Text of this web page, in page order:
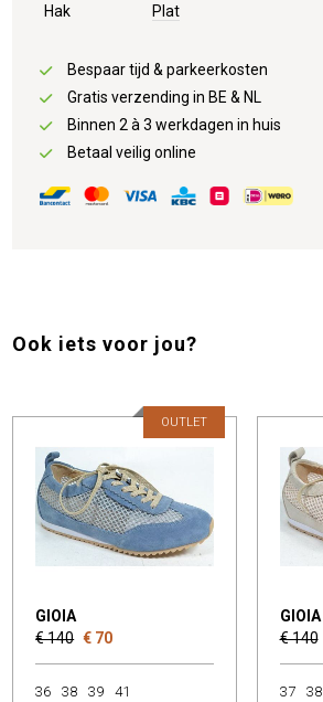
Hak
Plat
Bespaar tijd & parkeerkosten
Gratis verzending in BE & NL
Binnen 2 à 3 werkdagen in huis
Betaal veilig online
Ook iets voor jou?
GIOIA
€ 140 € 70
OUTLET
36 38 39 41
GIOIA
€ 140
37 38